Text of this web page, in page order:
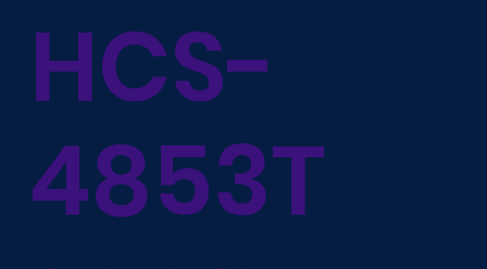
HCS-
4853T